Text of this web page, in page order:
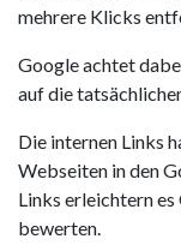
mehrere Klicks
Google achtet
auf die
Die internen Links
Webseiten in den
Links erleichtern es
bewerten.